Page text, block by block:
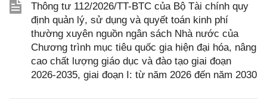
Thông tư 112/2026/TT-BTC của Bộ Tài chính quy
định quản lý, sử dụng và quyết toán kinh phí
thường xuyên nguồn ngân sách Nhà nước của
Chương trình mục tiêu quốc gia hiện đại hóa, nâng
cao chất lượng giáo dục và đào tạo giai đoạn
2026-2035, giai đoạn I: từ năm 2026 đến năm 2030